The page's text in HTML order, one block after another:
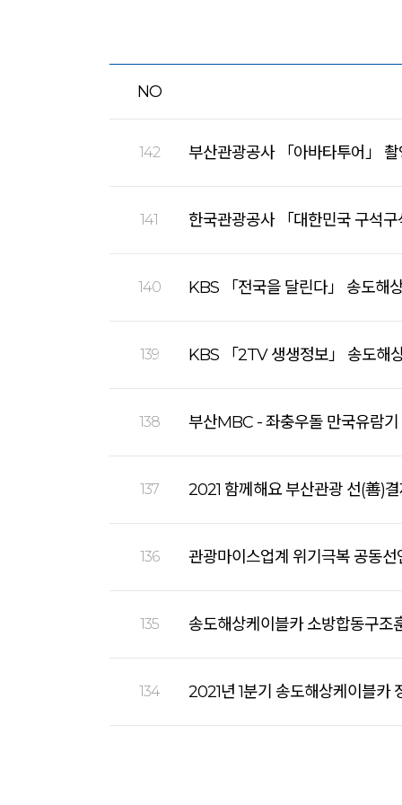
NO
142 부산관광공사 「아바타투어」 촬
141 한국관광공사 「대한민국 구석
140 KBS 「전국을 달린다」 송도해
139 KBS 「2TV 생생정보」 송도해
138 부산MBC - 좌충우돌 만국유람기
137 2021 함께해요 부산관광 선(善)
136 관광마이스업계 위기극복 공동
135 송도해상케이블카 소방합동구조
134 2021년 1분기 송도해상케이블카